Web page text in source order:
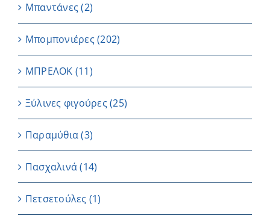
Μπαντάνες (2)
Μπομπονιέρες(202)
ΜΠΡΕΛΟΚ (11)
Ξύλινες φιγούρες(25)
Παραμύθια (3)
Πασχαλινά (14)
Πετσετούλες (1)